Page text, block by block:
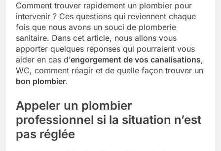
Comment trouver rapidement un plombier pour
intervenir ? Ces questions qui reviennent chaque
fois que nous avons un souci de plomberie
sanitaire. Dans cet article, nous allons vous
apporter quelques réponses qui pourraient vous
aider en cas d’engorgement de vos canalisations,
WC, comment réagir et de quelle façon trouver un
bon plombier.
Appeler un plombier
professionnel si la situation n’est
pas réglée